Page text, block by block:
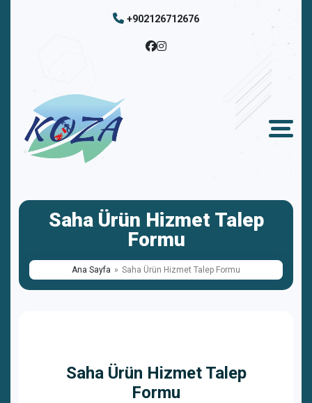
+902126712676
Saha Ürün Hizmet Talep
Formu
Ana Sayfa Saha Ürün Hizmet Talep Formu
Saha Ürün Hizmet Talep
Formu